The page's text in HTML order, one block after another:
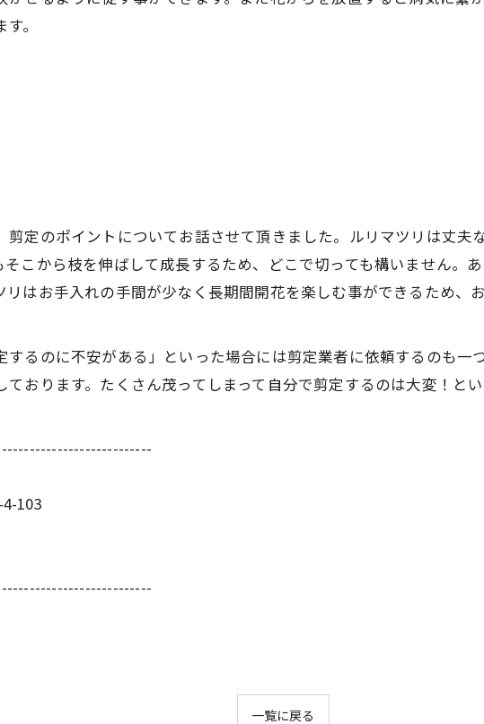
。
剪定のポイントについてお話させて頂きました。ルリマツリは丈夫
こから枝を伸ばして成長するため、どこで切っても構いません。
はお手入れの手間が少なく長期間開花を楽しむ事ができるため、
るのに不安がある」といった場合には剪定業者に依頼するのも一
おります。たくさん茂ってしまって自分で剪定するのは大変！と
103
一覧に戻る